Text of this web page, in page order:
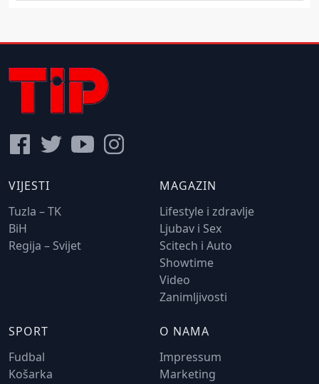
VIJESTI
Tuzla – TK
BiH
Regija – Svijet
MAGAZIN
Lifestyle i zdravlje
Ljubav i Sex
Scitech i Auto
Showtime
Video
Zanimljivosti
SPORT
Fudbal
Košarka
O NAMA
Impressum
Marketing